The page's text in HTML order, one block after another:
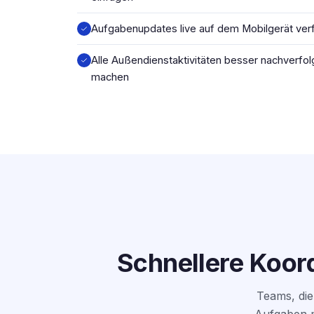
Aufgabenupdates live auf dem Mobilgerät
Alle Außendienstaktivitäten besser
machen
Schnellere
Teams,